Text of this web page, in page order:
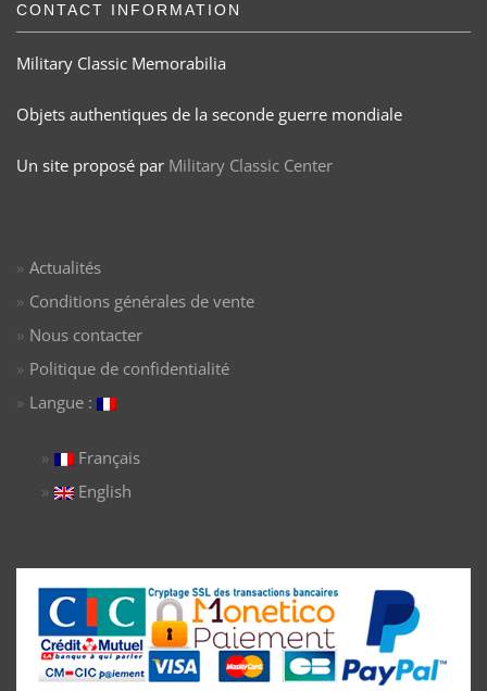
CONTACT INFORMATION
Military Classic Memorabilia
Objets authentiques de la seconde guerre mondiale
Un site proposé par Military Classic Center
Actualités
Conditions générales de vente
Nous contacter
Politique de confidentialité
Langue :
Français
English